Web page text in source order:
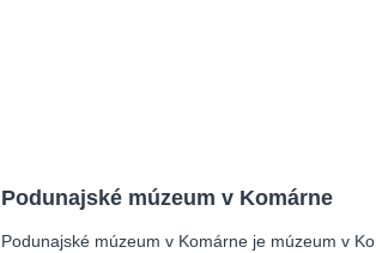
Podunajské múzeum v Komárne
Podunajské múzeum v Komárne je múzeum v